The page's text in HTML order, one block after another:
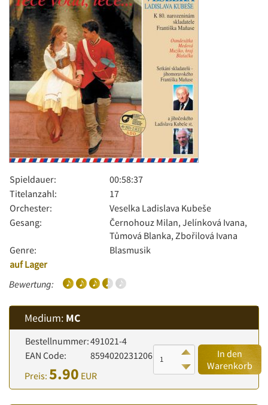
Spieldauer:
00:58:37
Titelanzahl:
17
Orchester:
Veselka Ladislava Kubeše
Gesang:
Černohouz Milan, Jelínková Ivana,
Tůmová Blanka, Zbořilová Ivana
Genre:
Blasmusik
auf Lager
Bewertung:
Medium: MC
Bestellnummer:491021-4
EAN Code:
8594020231206
Preis: 5.90 EUR
In den
Warenkorb